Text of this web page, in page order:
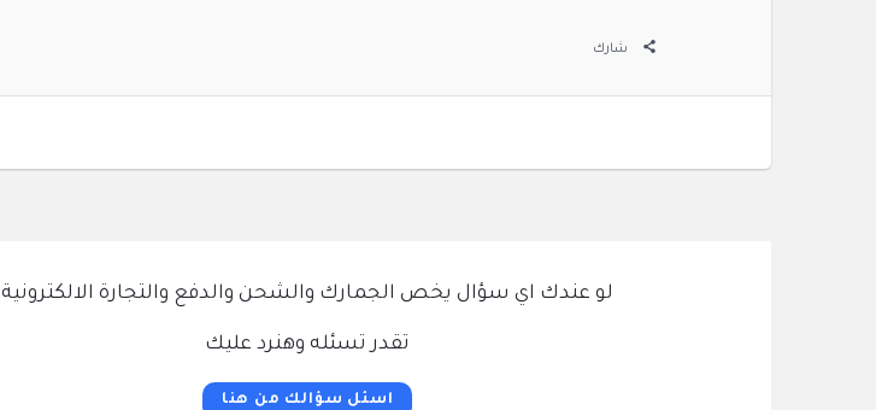
شارك
لو عندك اي سؤال يخص الجمارك والشحن والدفع والتجارة الالكترونية
تقدر تسئله وهنرد عليك
اسئل سؤالك من هنا